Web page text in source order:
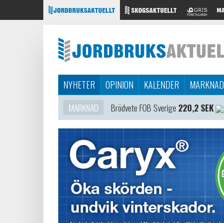
NYHETER OPINION KALENDER MARKNAD
MARKNAD
Brödvete FOB Sverige 220,2 SEK